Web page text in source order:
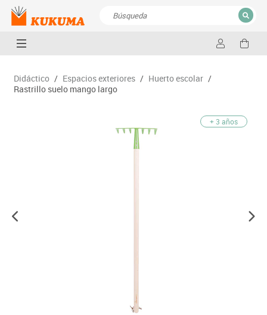
CERRAR
Didáctico / Espacios exteriores / Huerto escolar /
Rastrillo suelo mango largo
+ 3 años